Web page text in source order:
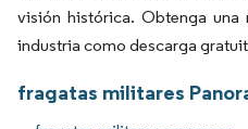
visión histórica. Obtenga una
industria como descarga
fragatas militares